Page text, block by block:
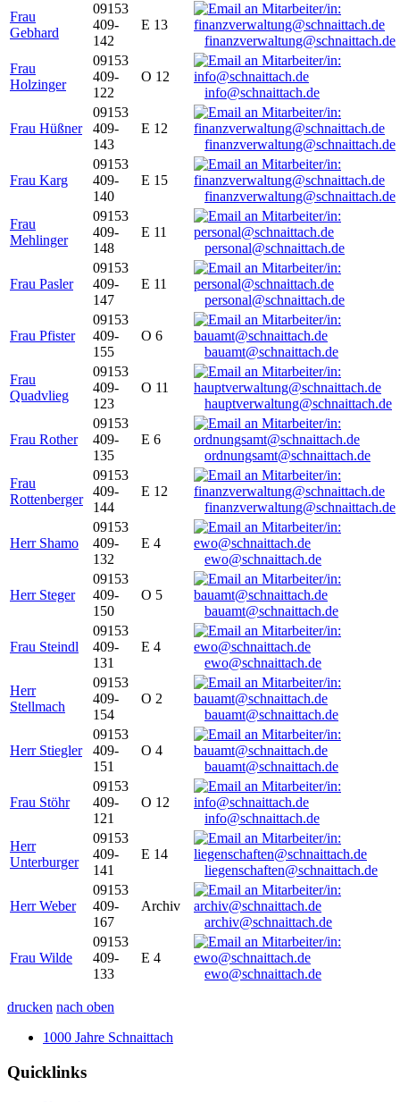
Frau
Gebhard
09153
409-
142
E 13
finanzverwaltung@schnaittach.de
Frau
Holzinger
09153
409-
122
O 12
info@schnaittach.de
Frau Hüßner
09153
409-
143
E 12
finanzverwaltung@schnaittach.de
Frau Karg
09153
409-
140
E 15
finanzverwaltung@schnaittach.de
Frau
Mehlinger
09153
409-
148
E 11
personal@schnaittach.de
Frau Pasler
09153
409-
147
E 11
personal@schnaittach.de
Frau Pfister
09153
409-
155
O 6
bauamt@schnaittach.de
Frau
Quadvlieg
09153
409-
123
O 11
hauptverwaltung@schnaittach.de
Frau Rother
09153
409-
135
E 6
ordnungsamt@schnaittach.de
Frau
Rottenberger
09153
409-
144
E 12
finanzverwaltung@schnaittach.de
Herr Shamo
09153
409-
132
E 4
ewo@schnaittach.de
Herr Steger
09153
409-
150
O 5
bauamt@schnaittach.de
Frau Steindl
09153
409-
131
E 4
ewo@schnaittach.de
Herr
Stellmach
09153
409-
154
O 2
bauamt@schnaittach.de
Herr Stiegler
09153
409-
151
O 4
bauamt@schnaittach.de
Frau Stöhr
09153
409-
121
O 12
info@schnaittach.de
Herr
Unterburger
09153
409-
141
E 14
liegenschaften@schnaittach.de
Herr Weber
09153
409-
167
Archiv
archiv@schnaittach.de
Frau Wilde
09153
409-
133
E 4
ewo@schnaittach.de
drucken nach oben
1000 Jahre Schnaittach
Quicklinks